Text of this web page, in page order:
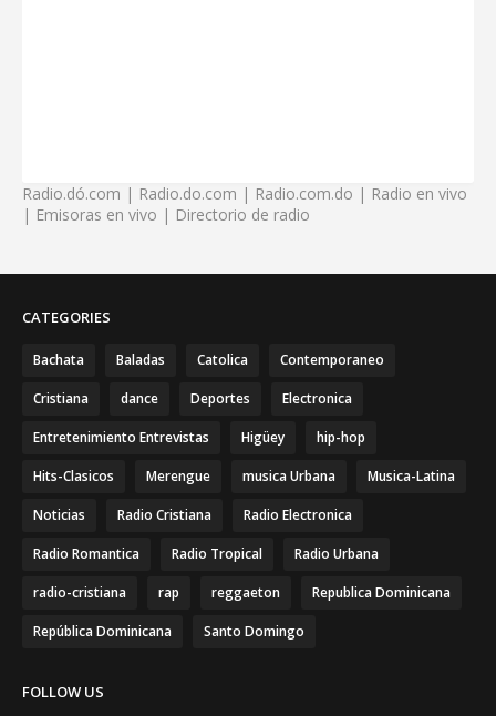
Radio.dó.com | Radio.do.com | Radio.com.do | Radio en vivo
| Emisoras en vivo | Directorio de radio
CATEGORIES
Bachata Baladas Catolica Contemporaneo
Cristiana dance Deportes Electronica
Entretenimiento Entrevistas Higüey hip-hop
Hits-Clasicos Merengue musica Urbana Musica-Latina
Noticias Radio Cristiana Radio Electronica
Radio Romantica Radio Tropical Radio Urbana
radio-cristiana rap reggaeton Republica Dominicana
República Dominicana Santo Domingo
FOLLOW US